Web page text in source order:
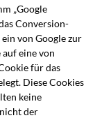
„Google
Conversion-
von Google zur
eine von
für das
Diese Cookies
keine
der